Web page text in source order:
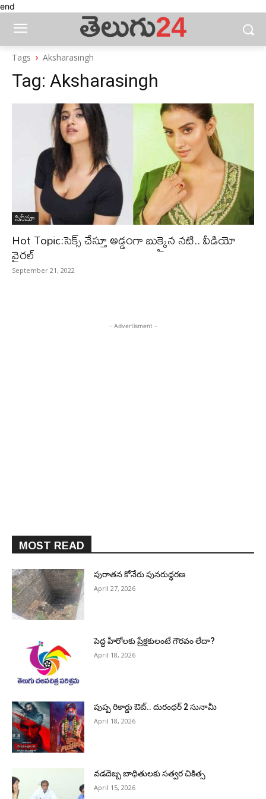
end
Tags Aksharasingh
Tag: Aksharasingh
సినీమా
Hot Topic:సెక్స్ చేస్తూ అడ్డంగా బుక్కైన నటి.. వీడియో
వైరల్
September 21, 2022
- Advertisment -
MOST READ
పురాత‌న కోనేరు పున‌రుద్ధ‌ర‌ణ
April 27, 2026
పెద్ద హీరోల‌కు ప్రేక్ష‌కులంటే గౌర‌వం లేదా?
April 18, 2026
పుష్ప రికార్డు ఔట్‌.. దురంధ‌ర్ 2 సునామీ
April 18, 2026
వడదెబ్బ బాధితులకు సత్వర చికిత్స
April 15, 2026